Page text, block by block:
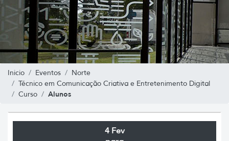
Inicio Eventos
Norte
Técnico em Comunicação Criativa e Entretenimento Digital
Curso
Alunos
4 Fev